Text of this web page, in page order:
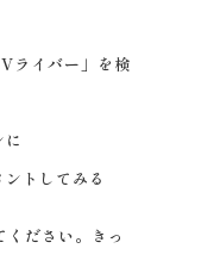
ライバー」を検
トしてみる
ださい。きっ